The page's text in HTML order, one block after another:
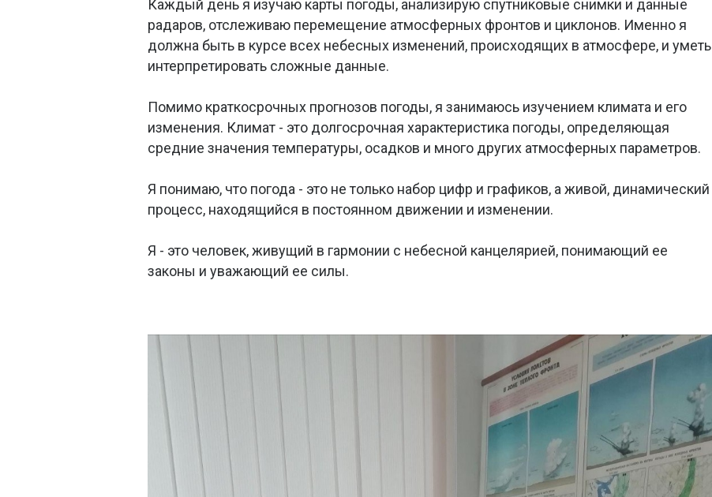
Каждый день я изучаю карты погоды, анализирую спутниковые снимки и данные
радаров, отслеживаю перемещение атмосферных фронтов и циклонов. Именно я
должна быть в курсе всех небесных изменений, происходящих в атмосфере, и уметь
интерпретировать сложные данные.
Помимо краткосрочных прогнозов погоды, я занимаюсь изучением климата и его
изменения. Климат - это долгосрочная характеристика погоды, определяющая
средние значения температуры, осадков и много других атмосферных параметров.
Я понимаю, что погода - это не только набор цифр и графиков, а живой, динамический
процесс, находящийся в постоянном движении и изменении.
Я - это человек, живущий в гармонии с небесной канцелярией, понимающий ее
законы и уважающий ее силы.